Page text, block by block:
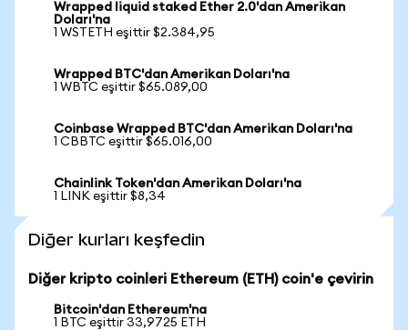
Wrapped liquid staked Ether 2.0'dan Amerikan
Doları'na
1 WSTETH eşittir $2.384,95
Wrapped BTC'dan Amerikan Doları'na
1 WBTC eşittir $65.089,00
Coinbase Wrapped BTC'dan Amerikan Doları'na
1 CBBTC eşittir $65.016,00
Chainlink Token'dan Amerikan Doları'na
1 LINK eşittir $8,34
Diğer kurları keşfedin
Diğer kripto coinleri Ethereum (ETH) coin'e çevirin
Bitcoin'dan Ethereum'na
1 BTC eşittir 33,9725 ETH